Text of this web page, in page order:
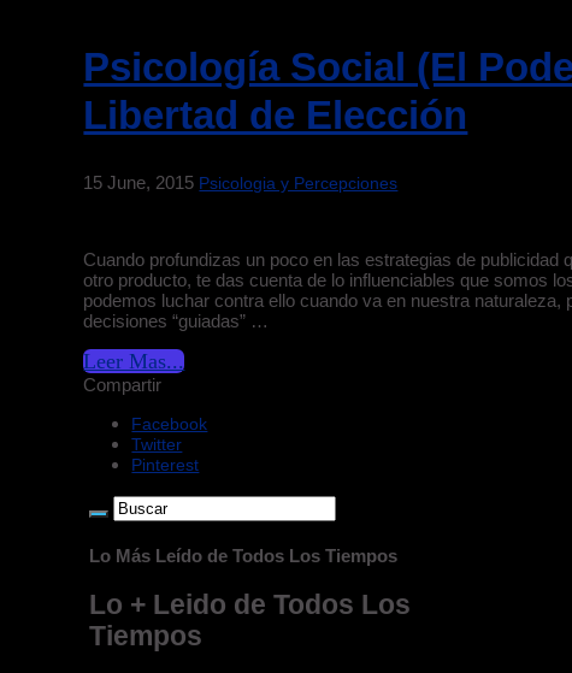
Psicología Social (El
Libertad de Elección
15 June, 2015 Psicologia y Percepciones
Cuando profundizas un poco en las estrategias de
otro producto, te das cuenta de lo influenciables que somos
podemos luchar contra ello cuando va en nuestra
decisiones “guiadas” …
Leer Mas...
Compartir
Facebook
Twitter
Pinterest
Lo Más Leído de Todos Los Tiempos
Lo + Leido de Todos Los
Tiempos